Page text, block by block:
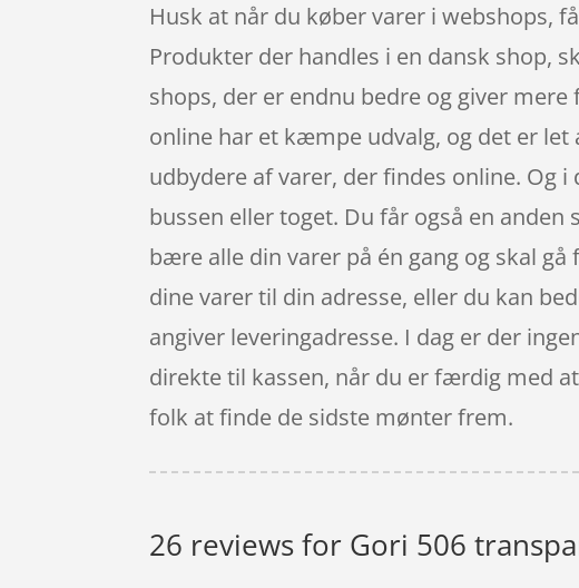
Husk at når du køber varer i webshops,
Produkter der handles i en dansk shop,
shops, der er endnu bedre og giver
online har et kæmpe udvalg, og det er
udbydere af varer, der findes online. Og
bussen eller toget. Du får også en
bære alle din varer på én gang og skal
dine varer til din adresse, eller du kan
angiver leveringadresse. I dag er der
direkte til kassen, når du er færdig med
folk at finde de sidste mønter frem.
26 reviews for Gori 506